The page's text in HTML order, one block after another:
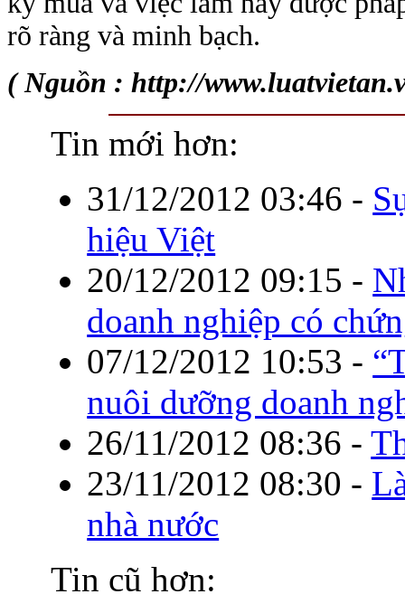
rõ ràng và minh bạch.
( Nguồn : http://
Tin mới hơn:
31/12/2012 03:46 -
hiệu Việt
20/12/2012 09:15 -
doanh nghiệp có
07/12/2012 10:53 -
nuôi dưỡng doanh
26/11/2012 08:36 -
23/11/2012 08:30 -
nhà nước
Tin cũ hơn: